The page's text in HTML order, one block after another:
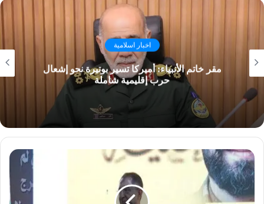
اخبار اسلامية
مقر خاتم الأنبياء: أميركا تسير بوتيرة نحو إشعال
حرب إقليمية شاملة